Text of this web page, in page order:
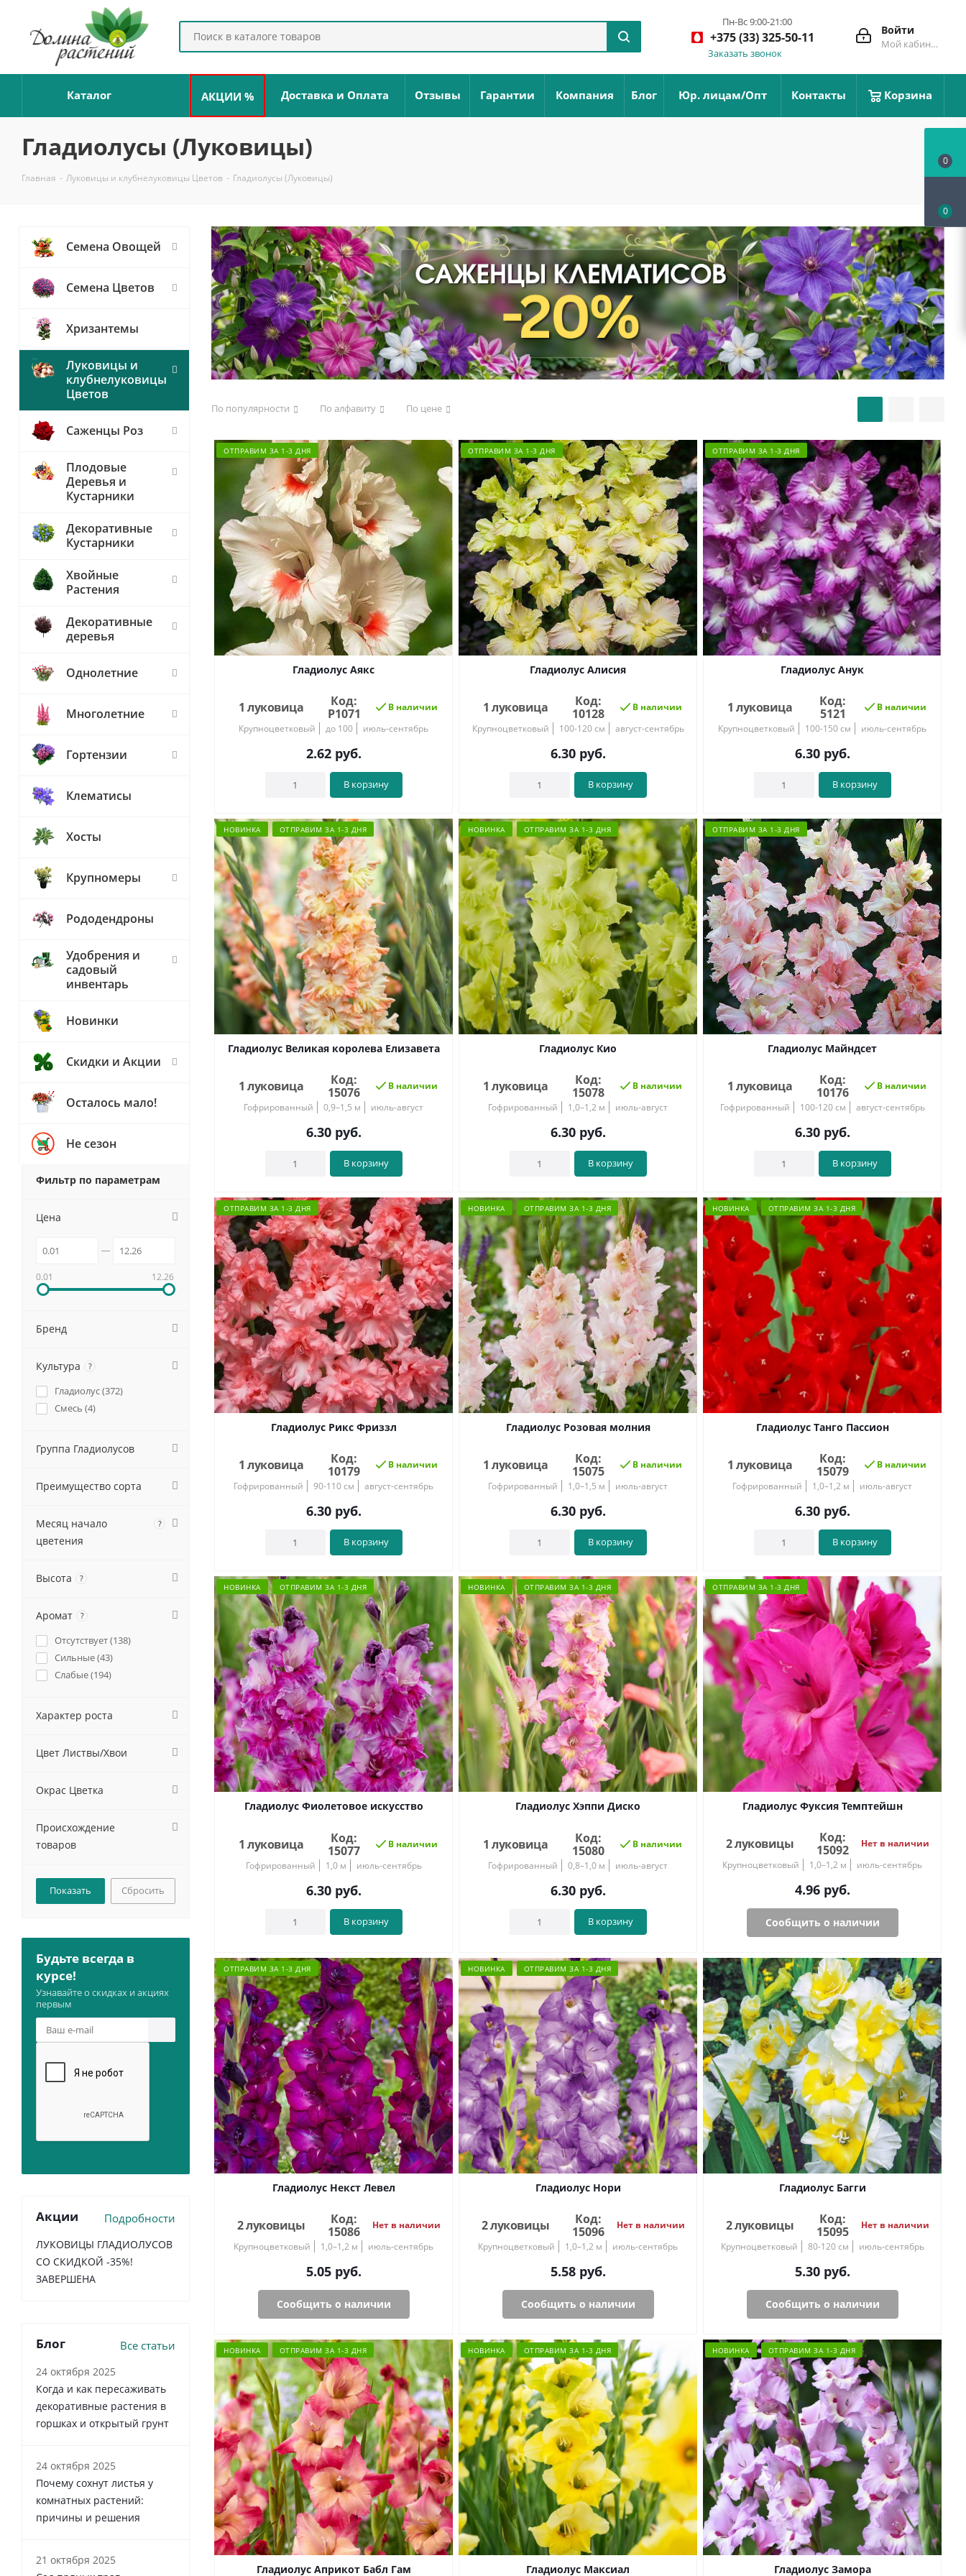
Войти
Мой кабинет
Пн-Вс 9:00-21:00
+375 (33) 325-50-11
Заказать звонок
Каталог АКЦИИ % Доставка и Оплата Отзывы Гарантии Компания Блог Юр. лицам/Опт Контакты Корзина
Гладиолусы (Луковицы)
Главная - Луковицы и клубнелуковицы Цветов - Гладиолусы (Луковицы)
По популярности По алфавиту По цене
ОТПРАВИМ ЗА 1-3 ДНЯ
Гладиолус Аякс
1 луковица
Код:
Р1071
В наличии
Крупноцветковый
до 100 июль-сентябрь
2.62руб.
В корзину
ОТПРАВИМ ЗА 1-3 ДНЯ
Гладиолус Алисия
1 луковица
Код:
10128
В наличии
Крупноцветковый
100-120 см август-сентябрь
6.30руб.
В корзину
ОТПРАВИМ ЗА 1-3 ДНЯ
Гладиолус Анук
1 луковица
Код:
5121
В наличии
Крупноцветковый
100-150 см июль-сентябрь
6.30руб.
В корзину
НОВИНКА ОТПРАВИМ ЗА 1-3 ДНЯ
Гладиолус Великая королева Елизавета
1 луковица
Код:
15076
В наличии
Гофрированный
0,9–1,5 м июль-август
6.30руб.
В корзину
НОВИНКА ОТПРАВИМ ЗА 1-3 ДНЯ
Гладиолус Кио
1 луковица
Код:
15078
В наличии
Гофрированный
1,0–1,2 м июль-август
6.30руб.
В корзину
ОТПРАВИМ ЗА 1-3 ДНЯ
Гладиолус Майндсет
1 луковица
Код:
10176
В наличии
Гофрированный
100-120 см август-сентябрь
6.30руб.
В корзину
ОТПРАВИМ ЗА 1-3 ДНЯ
Гладиолус Рикс Фриззл
1 луковица
Код:
10179
В наличии
Гофрированный
90-110 см август-сентябрь
6.30руб.
В корзину
НОВИНКА ОТПРАВИМ ЗА 1-3 ДНЯ
Гладиолус Розовая молния
1 луковица
Код:
15075
В наличии
Гофрированный
1,0–1,5 м июль-август
6.30руб.
В корзину
НОВИНКА ОТПРАВИМ ЗА 1-3 ДНЯ
Гладиолус Танго Пассион
1 луковица
Код:
15079
В наличии
Гофрированный
1,0–1,2 м июль-август
6.30руб.
В корзину
НОВИНКА ОТПРАВИМ ЗА 1-3 ДНЯ
Гладиолус Фиолетовое искусство
1 луковица
Код:
15077
В наличии
Гофрированный
1,0 м июль-сентябрь
6.30руб.
В корзину
НОВИНКА ОТПРАВИМ ЗА 1-3 ДНЯ
Гладиолус Хэппи Диско
1 луковица
Код:
15080
В наличии
Гофрированный
0,8–1,0 м июль-август
6.30руб.
В корзину
ОТПРАВИМ ЗА 1-3 ДНЯ
Гладиолус Фуксия Темптейшн
2 луковицы
Код:
15092
Нет в наличии
Крупноцветковый
1,0–1,2 м июль-сентябрь
4.96руб.
Сообщить о наличии
ОТПРАВИМ ЗА 1-3 ДНЯ
Гладиолус Некст Левел
2 луковицы
Код:
15086
Нет в наличии
Крупноцветковый
1,0–1,2 м июль-сентябрь
5.05руб.
Сообщить о наличии
НОВИНКА ОТПРАВИМ ЗА 1-3 ДНЯ
Гладиолус Нори
2 луковицы
Код:
15096
Нет в наличии
Крупноцветковый
1,0–1,2 м июль-сентябрь
5.58руб.
Сообщить о наличии
Гладиолус Багги
2 луковицы
Код:
15095
Нет в наличии
Крупноцветковый
80-120 см июль-сентябрь
5.30руб.
Сообщить о наличии
НОВИНКА ОТПРАВИМ ЗА 1-3 ДНЯ
Гладиолус Априкот Бабл Гам
НОВИНКА ОТПРАВИМ ЗА 1-3 ДНЯ
Гладиолус Максиал
НОВИНКА ОТПРАВИМ ЗА 1-3 ДНЯ
Гладиолус Замора
Семена Овощей
Семена Цветов
Хризантемы
Луковицы и
клубнелуковицы
Цветов
Саженцы Роз
Плодовые
Деревья и
Кустарники
Декоративные
Кустарники
Хвойные
Растения
Декоративные
деревья
Однолетние
Многолетние
Гортензии
Клематисы
Хосты
Крупномеры
Рододендроны
Удобрения и
садовый
инвентарь
Новинки
Скидки и Акции
Осталось мало!
Не сезон
Фильтр по параметрам
Цена
0.01 12.26
Бренд
Культура ?
Гладиолус (372)
Смесь (4)
Группа Гладиолусов
Преимущество сорта
Месяц начало
цветения
?
Высота ?
Аромат ?
Отсутствует (138)
Сильные (43)
Слабые (194)
Характер роста
Цвет Листвы/Хвои
Окрас Цветка
Происхождение
товаров
Сбросить
Будьте всегда в
курсе!
Узнавайте о скидках и акциях
первым
Акции Подробности
ЛУКОВИЦЫ ГЛАДИОЛУСОВ
СО СКИДКОЙ -35%!
ЗАВЕРШЕНА
Блог Все статьи
24 октября 2025
Когда и как пересаживать
декоративные растения в
горшках и открытый грунт
24 октября 2025
Почему сохнут листья у
комнатных растений:
причины и решения
21 октября 2025
0
0